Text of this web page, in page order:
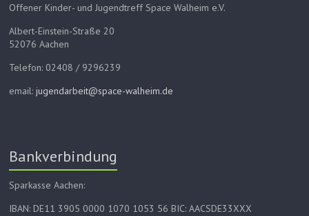
Offener Kinder- und Jugendtreff Space Walheim e.V.
Albert-Einstein-Straße 20
52076 Aachen
Telefon: 02408 / 9296239
email:jugendarbeit@space-walheim.de
Bankverbindung
Sparkasse Aachen:
IBAN: DE11 3905 0000 1070 1053 56 BIC: AACSDE33XXX